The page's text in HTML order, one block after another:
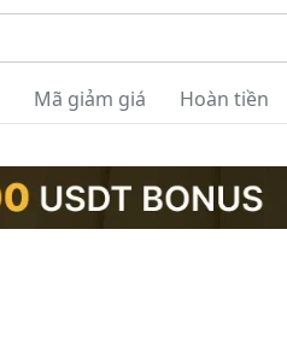
Mã giảm giá Hoàn tiền